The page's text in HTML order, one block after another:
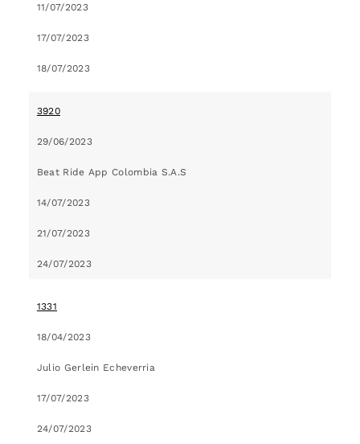
11/07/2023
17/07/2023
18/07/2023
3920
29/06/2023
Beat Ride App Colombia S.A.S
14/07/2023
21/07/2023
24/07/2023
1331
18/04/2023
Julio Gerlein Echeverria
17/07/2023
24/07/2023